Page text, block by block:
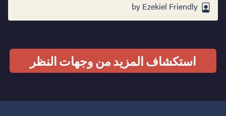
by Ezekiel Friendly
استكشاف المزيد من وجهات النظر